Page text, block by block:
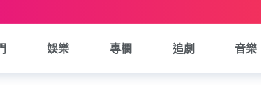
娛樂 專欄 追劇 音樂